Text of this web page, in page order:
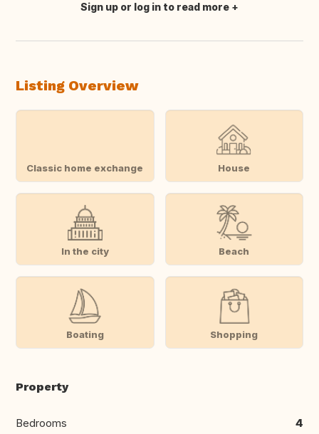
Translate this
Sign up or log in to read more
Listing Overview
Classic home exchange House
In the city Beach
Boating Shopping
Property
Bedrooms 4